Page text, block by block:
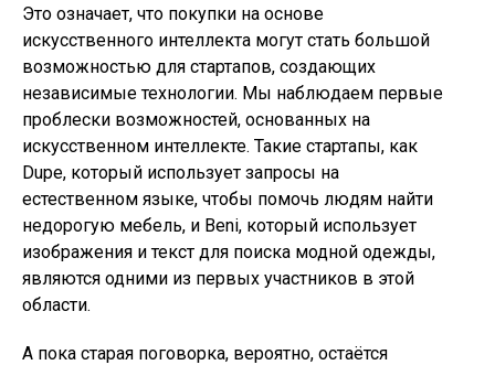
Это означает, что покупки на основе
искусственного интеллекта могут стать большой
возможностью для стартапов, создающих
независимые технологии. Мы наблюдаем первые
проблески возможностей, основанных на
искусственном интеллекте. Такие стартапы, как
Dupe, который использует запросы на
естественном языке, чтобы помочь людям найти
недорогую мебель, и Beni, который использует
изображения и текст для поиска модной одежды,
являются одними из первых участников в этой
области.
А пока старая поговорка, вероятно, остаётся